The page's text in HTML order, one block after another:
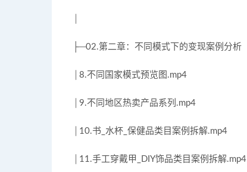
├─02.第二章：不同模式下的变现案例分析
│8.不同国家模式预览图.mp4
│9.不同地区热卖产品系列.mp4
│10.书_水杯_保健品类目案例拆解.mp4
│11.手工穿戴甲_DIY饰品类目案例拆解.mp4